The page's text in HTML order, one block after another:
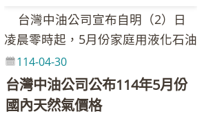
達啟動平穩措施門檻，國內汽、柴
油實際每公升價格調降1.1元及1.2
元。吸收金額如下表： 吸收金額／
每公升 政府調降貨物稅 維持亞鄰國
家最低價 平穩措施 合計 汽油 2.2
台灣中油表示，本週國際油價下
跌、新臺幣兌美元匯率升值，按浮
動油價機制調整原則，汽、柴油每
公升應各調降1.1元及1.4元，已低
於亞洲鄰近國家(日、韓、港、星)，
台灣中油公司宣布自明（2）日
凌晨零時起，5月份家庭用液化石油
氣(桶裝瓦斯)、工業用丙烷、丁烷、
混合丙丁烷及車用液化石油氣價格
皆不調整。 台灣中油表示，液化
台灣中油公司公布114年5月份
國內天然氣價格
114-04-30